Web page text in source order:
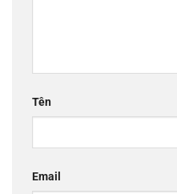
Tên
Email